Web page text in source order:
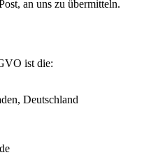
an uns zu übermitteln.
ist die:
Deutschland